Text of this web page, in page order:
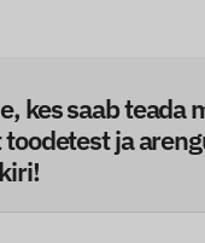
kes saab teada
ja